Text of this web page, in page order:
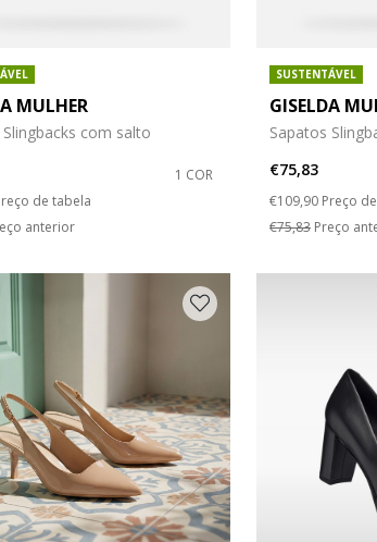
MULHER
com salto
1 COR
from
de tabela
anterior
SUSTENTÁVEL
GISELDA
Sapatos
€75,83
Price reduced
€109,90 to
Preço
€75,83Preço